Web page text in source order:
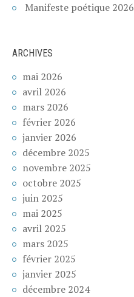
Manifeste poétique 2026
ARCHIVES
mai 2026
avril 2026
mars 2026
février 2026
janvier 2026
décembre 2025
novembre 2025
octobre 2025
juin 2025
mai 2025
avril 2025
mars 2025
février 2025
janvier 2025
décembre 2024